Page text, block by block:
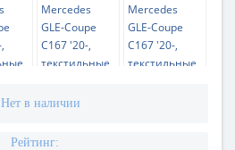
Нет в наличии
Рейтинг: